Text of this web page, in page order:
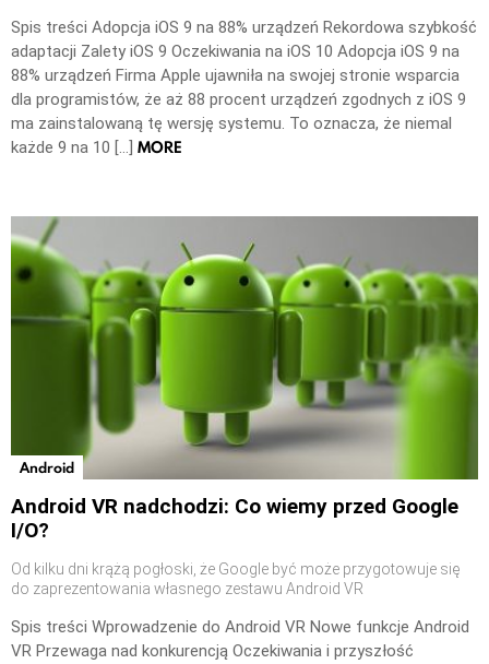
Spis treści Adopcja iOS 9 na 88% urządzeń Rekordowa szybkość
adaptacji Zalety iOS 9 Oczekiwania na iOS 10 Adopcja iOS 9 na
88% urządzeń Firma Apple ujawniła na swojej stronie wsparcia
dla programistów, że aż 88 procent urządzeń zgodnych z iOS 9
ma zainstalowaną tę wersję systemu. To oznacza, że niemal
każde 9 na 10 […] MORE
Android
Android VR nadchodzi: Co wiemy przed Google
I/O?
Od kilku dni krążą pogłoski, że Google być może przygotowuje się
do zaprezentowania własnego zestawu Android VR
Spis treści Wprowadzenie do Android VR Nowe funkcje Android
VR Przewaga nad konkurencją Oczekiwania i przyszłość